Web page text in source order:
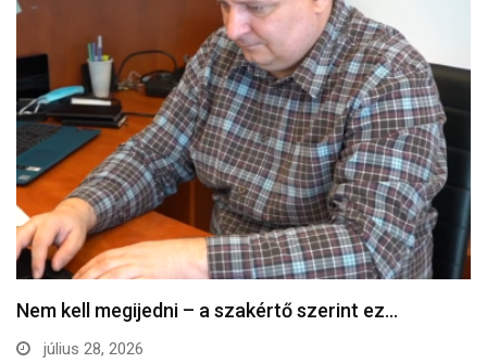
Nem kell megijedni – a szakértő szerint ez…
július 28, 2026